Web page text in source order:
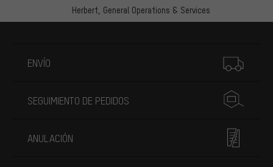
Herbert, General Operations & Services
ENVÍO
SEGUIMIENTO DE PEDIDOS
ANULACIÓN